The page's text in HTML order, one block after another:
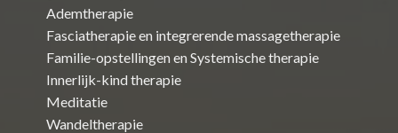
Ademtherapie
Fasciatherapie en integrerende massagetherapie
Familie-opstellingen en Systemische therapie
Innerlijk-kind therapie
Meditatie
Wandeltherapie